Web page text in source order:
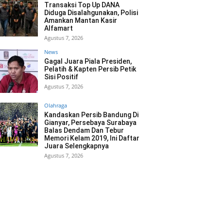
Transaksi Top Up DANA
Diduga Disalahgunakan, Polisi
Amankan Mantan Kasir
Alfamart
Agustus 7, 2026
News
Gagal Juara Piala Presiden,
Pelatih & Kapten Persib Petik
Sisi Positif
Agustus 7, 2026
Olahraga
Kandaskan Persib Bandung Di
Gianyar, Persebaya Surabaya
Balas Dendam Dan Tebur
Memori Kelam 2019, Ini Daftar
Juara Selengkapnya
Agustus 7, 2026